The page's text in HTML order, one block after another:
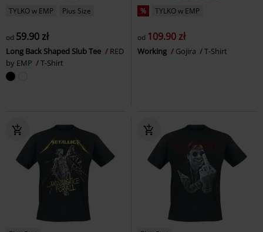
TYLKO w EMP Plus Size
od 59.90 zł
Long Back Shaped Slub Tee
RED
by EMP
T-Shirt
% TYLKO w EMP
od 109.90 zł
Working Gojira T-Shirt